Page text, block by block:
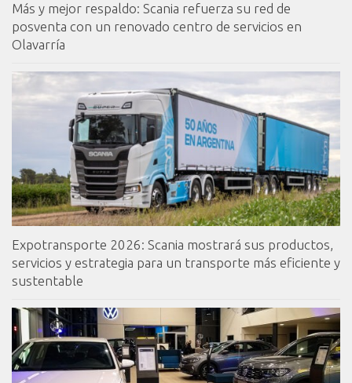
Más y mejor respaldo: Scania refuerza su red de
posventa con un renovado centro de servicios en
Olavarría
Expotransporte 2026: Scania mostrará sus productos,
servicios y estrategia para un transporte más eficiente y
sustentable